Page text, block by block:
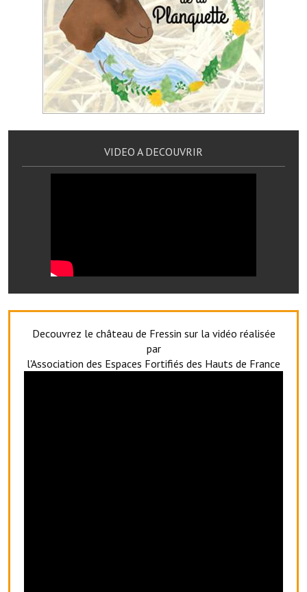
Services publics communaux
Démarches administratives
Urbanisme
Biens à louer
Terrains et maisons à vendre
Commerces et professions libérales
Artisans
VIDEO A DECOUVRIR
Decouvrez le château de Fressin sur la vidéo réalisée
par
l'Association des Espaces Fortifiés des Hauts de France